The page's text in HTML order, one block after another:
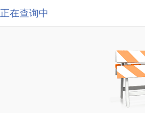
正在查询中